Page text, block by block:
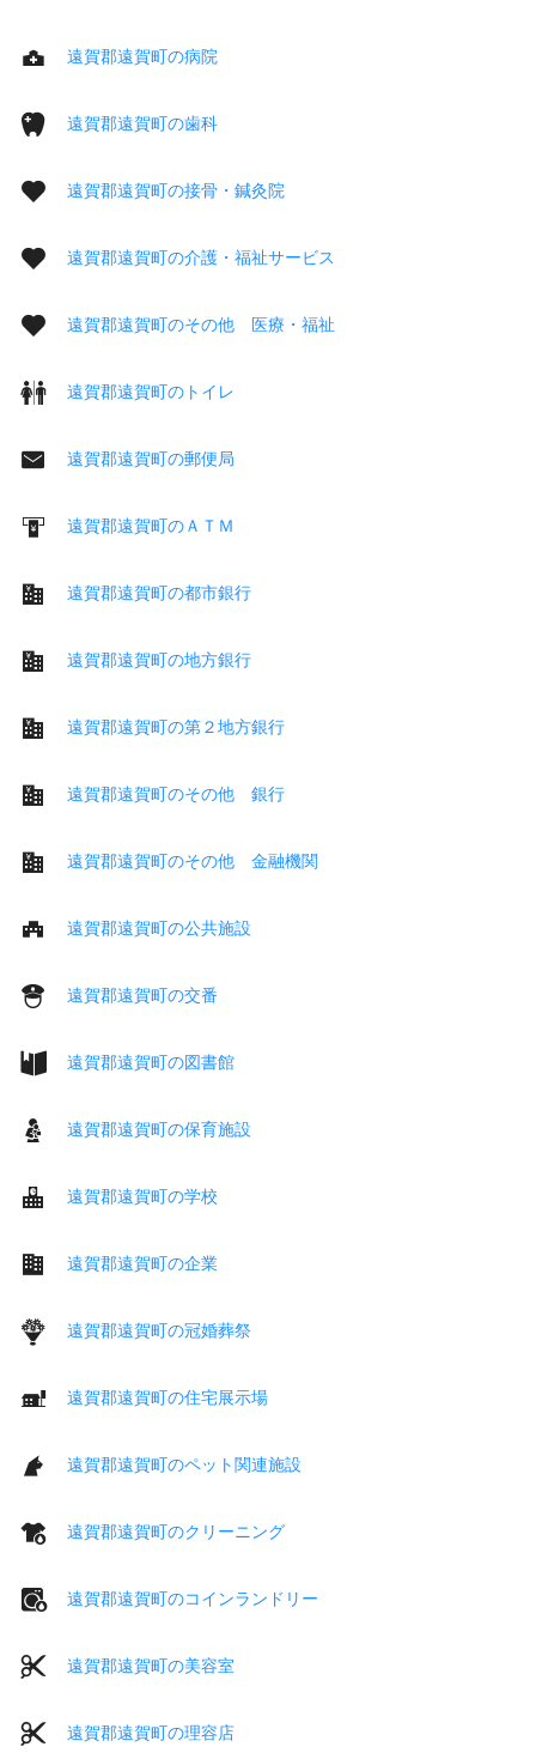
遠賀郡遠賀町の病院
遠賀郡遠賀町の歯科
遠賀郡遠賀町の接骨・鍼灸院
遠賀郡遠賀町の介護・福祉サービス
遠賀郡遠賀町のその他 医療・福祉
遠賀郡遠賀町のトイレ
遠賀郡遠賀町の郵便局
遠賀郡遠賀町のＡＴＭ
遠賀郡遠賀町の都市銀行
遠賀郡遠賀町の地方銀行
遠賀郡遠賀町の第２地方銀行
遠賀郡遠賀町のその他 銀行
遠賀郡遠賀町のその他 金融機関
遠賀郡遠賀町の公共施設
遠賀郡遠賀町の交番
遠賀郡遠賀町の図書館
遠賀郡遠賀町の保育施設
遠賀郡遠賀町の学校
遠賀郡遠賀町の企業
遠賀郡遠賀町の冠婚葬祭
遠賀郡遠賀町の住宅展示場
遠賀郡遠賀町のペット関連施設
遠賀郡遠賀町のクリーニング
遠賀郡遠賀町のコインランドリー
遠賀郡遠賀町の美容室
遠賀郡遠賀町の理容店